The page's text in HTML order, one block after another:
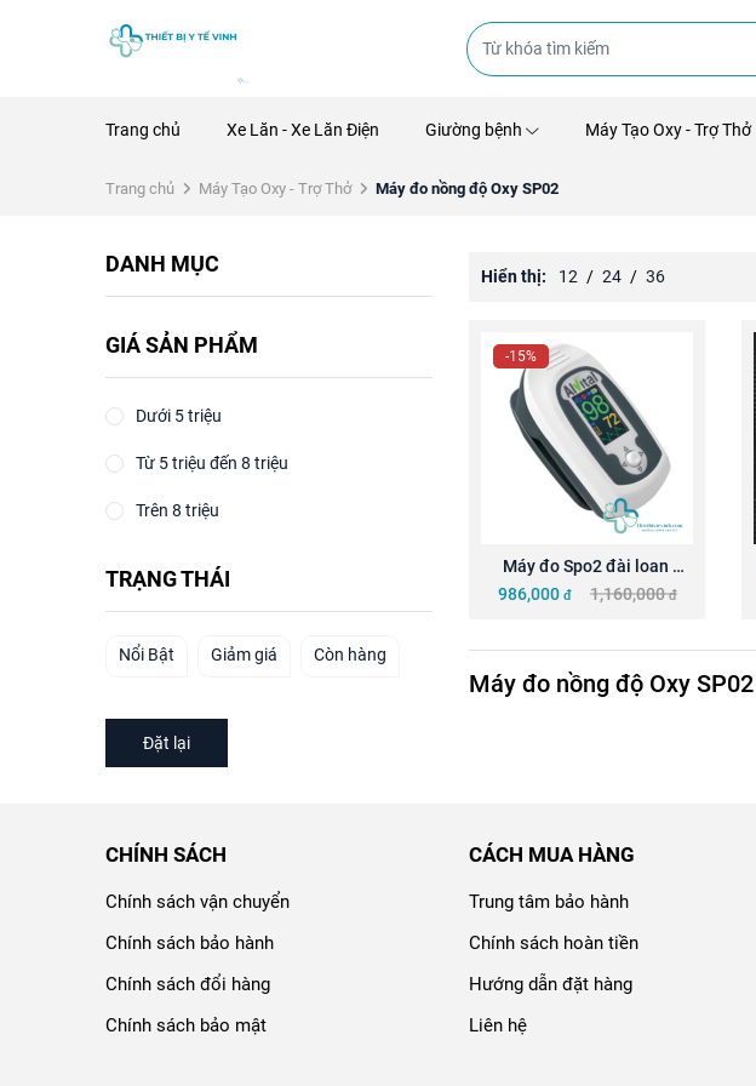
Trang chủ Xe Lăn - Xe Lăn Điện Giường bệnh Máy Tạo Oxy - Trợ Thở
Trang chủ Máy Tạo Oxy - Trợ Thở Máy đo nồng độ Oxy SP02
DANH MỤC
GIÁ SẢN PHẨM
Dưới 5 triệu
Từ 5 triệu đến 8 triệu
Trên 8 triệu
TRẠNG THÁI
Nổi Bật Giảm giá Còn hàng
Đặt lại
Hiển thị: 12 / 24 / 36
-15%
Máy đo Spo2 đài loan
Avital AT101C
986,000 đ 1,160,000 đ
Máy đo nồng độ Oxy SP02
CHÍNH SÁCH
Chính sách vận chuyển
Chính sách bảo hành
Chính sách đổi hàng
Chính sách bảo mật
CÁCH MUA HÀNG
Trung tâm bảo hành
Chính sách hoàn tiền
Hướng dẫn đặt hàng
Liên hệ